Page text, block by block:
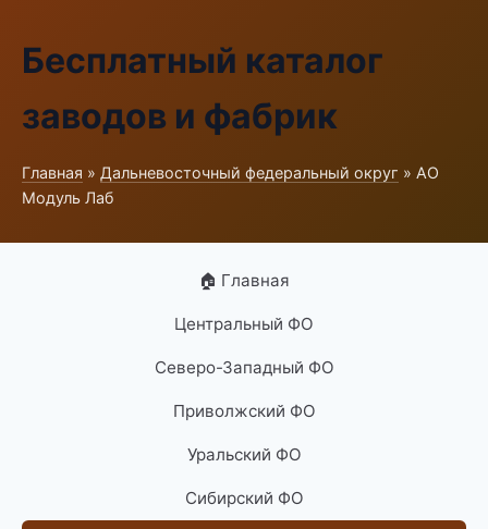
Бесплатный каталог
заводов и фабрик
Главная » Дальневосточный федеральный округ » АО
Модуль Лаб
🏠 Главная
Центральный ФО
Северо-Западный ФО
Приволжский ФО
Уральский ФО
Сибирский ФО